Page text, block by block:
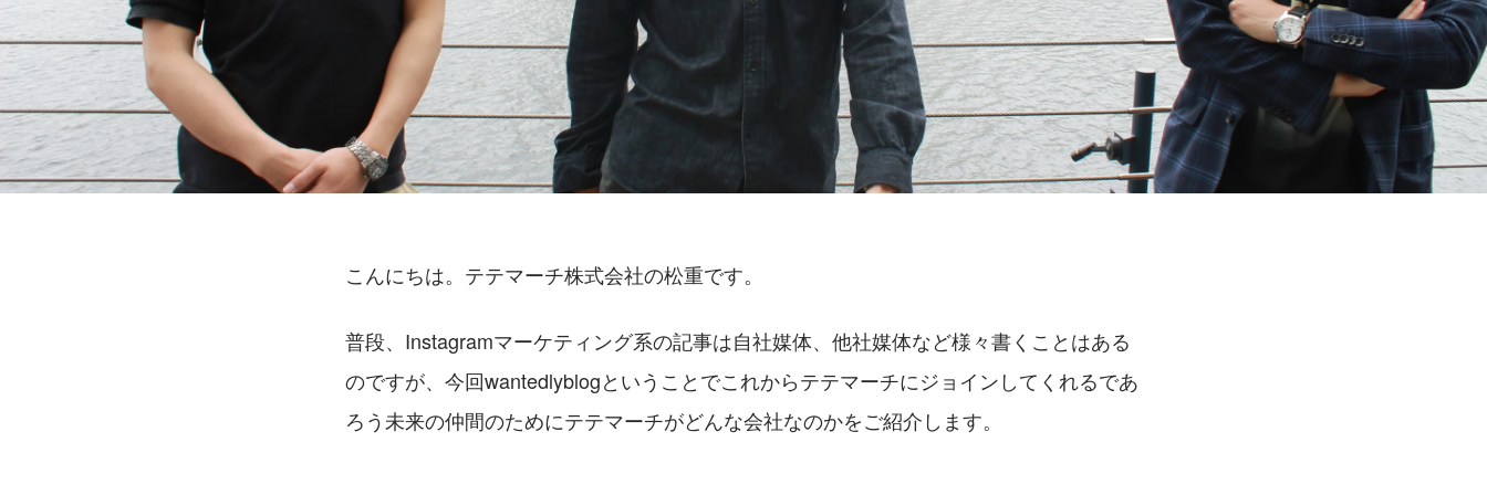
こんにちは。テテマーチ株式会社の松重です。
普段、Instagramマーケティング系の記事は自社媒体、他社媒体など様々書くことはある
のですが、今回wantedlyblogということでこれからテテマーチにジョインしてくれるであ
ろう未来の仲間のためにテテマーチがどんな会社なのかをご紹介します。